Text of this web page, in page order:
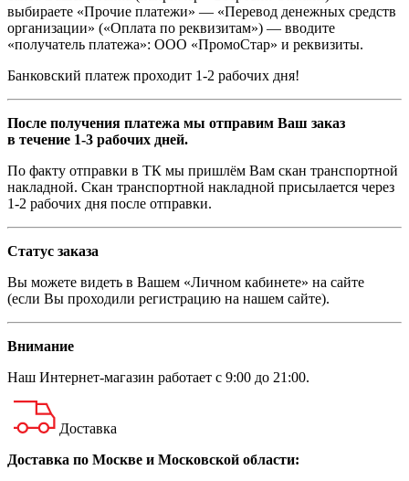
выбираете «Прочие платежи» — «Перевод денежных средств
организации» («Оплата по реквизитам») — вводите
«получатель платежа»: ООО «ПромоСтар» и реквизиты.
Банковский платеж проходит 1-2 рабочих дня!
После получения платежа мы отправим Ваш заказ
в течение 1-3 рабочих дней.
По факту отправки в ТК мы пришлём Вам скан транспортной
накладной. Скан транспортной накладной присылается через
1-2 рабочих дня после отправки.
Статус заказа
Вы можете видеть в Вашем «Личном кабинете» на сайте
(если Вы проходили регистрацию на нашем сайте).
Внимание
Наш Интернет-магазин работает с 9:00 до 21:00.
Доставка
Доставка по Москве и Московской области: